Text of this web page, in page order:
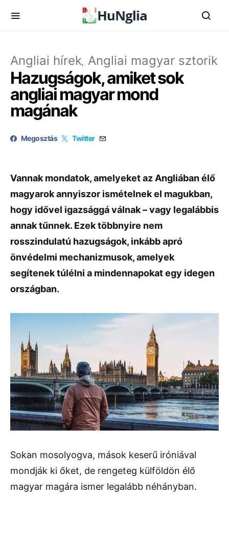
Angliai hírek Angliai magyar sztorik
Hazugságok, amiket sok
angliai magyar mond
magának
Megosztás Twitter
Vannak mondatok, amelyeket az Angliában élő
magyarok annyiszor ismételnek el magukban,
hogy idővel igazsággá válnak – vagy legalábbis
annak tűnnek. Ezek többnyire nem
rosszindulatú hazugságok, inkább apró
önvédelmi mechanizmusok, amelyek
segítenek túlélni a mindennapokat egy idegen
országban.
Sokan mosolyogva, mások keserű iróniával
mondják ki őket, de rengeteg külföldön élő
magyar magára ismer legalább néhányban.